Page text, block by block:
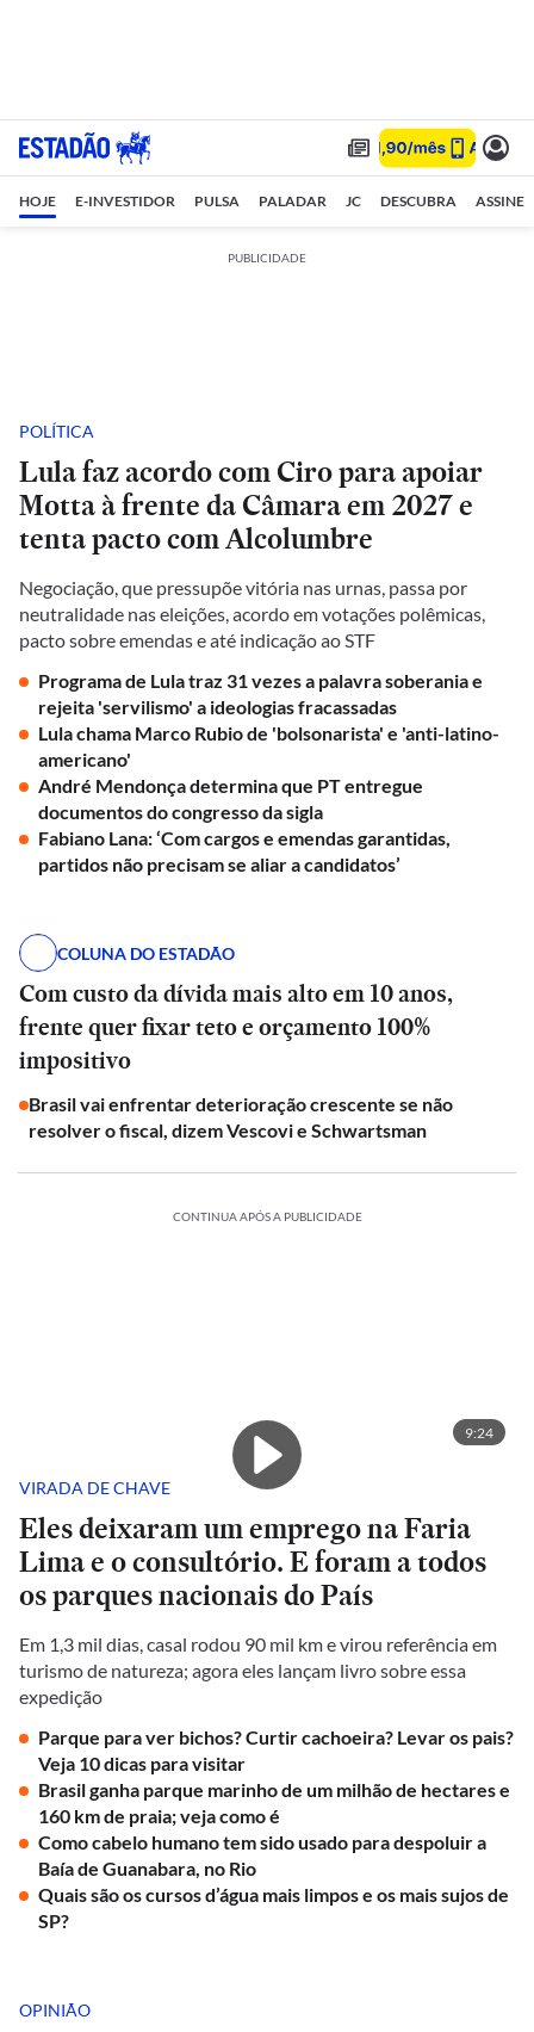
HOJE E-INVESTIDOR PULSA PALADAR JC DESCUBRA ASSINE
PUBLICIDADE
POLÍTICA
Lula faz acordo com Ciro para apoiar
Motta à frente da Câmara em 2027 e
tenta pacto com Alcolumbre
Negociação, que pressupõe vitória nas urnas, passa por
neutralidade nas eleições, acordo em votações polêmicas,
pacto sobre emendas e até indicação ao STF
Programa de Lula traz 31 vezes a palavra soberania e
rejeita 'servilismo' a ideologias fracassadas
Lula chama Marco Rubio de 'bolsonarista' e 'anti-latino-
americano'
André Mendonça determina que PT entregue
documentos do congresso da sigla
Fabiano Lana: ‘Com cargos e emendas garantidas,
partidos não precisam se aliar a candidatos’
COLUNA DO ESTADÃO
Com custo da dívida mais alto em 10 anos,
frente quer fixar teto e orçamento 100%
impositivo
Brasil vai enfrentar deterioração crescente se não
resolver o fiscal, dizem Vescovi e Schwartsman
CONTINUA APÓS A PUBLICIDADE
9:24
VIRADA DE CHAVE
Eles deixaram um emprego na Faria
Lima e o consultório. E foram a todos
os parques nacionais do País
Em 1,3 mil dias, casal rodou 90 mil km e virou referência em
turismo de natureza; agora eles lançam livro sobre essa
expedição
Parque para ver bichos? Curtir cachoeira? Levar os pais?
Veja 10 dicas para visitar
Brasil ganha parque marinho de um milhão de hectares e
160 km de praia; veja como é
Como cabelo humano tem sido usado para despoluir a
Baía de Guanabara, no Rio
Quais são os cursos d’água mais limpos e os mais sujos de
SP?
OPINIÃO